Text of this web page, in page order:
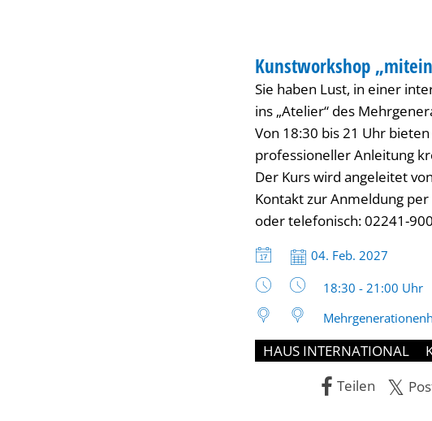
KATEGORIE: KUNST
Kunstworkshop
Sie haben Lust, in einer
ins „Atelier“ des
Von 18:30 bis 21 Uhr
professioneller Anleitung
Der Kurs wird angeleitet
Kontakt zur Anmeldung
oder telefonisch: 02241-
Datum:
04. Feb. 2027
Uhrzeit:
18:30 - 21:00 Uhr
HAUS INTERNATIONAL
Teilen